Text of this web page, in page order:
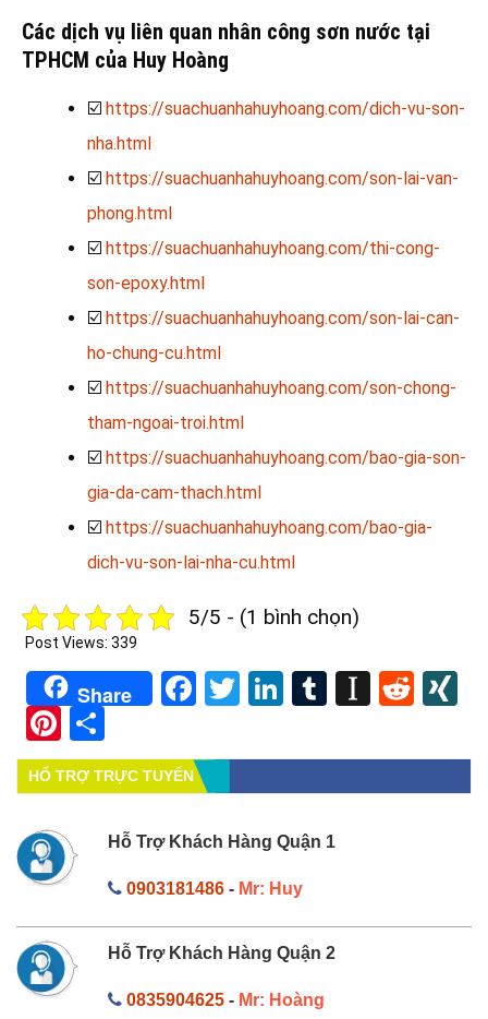
Các dịch vụ liên quan nhân công sơn nước tại
TPHCM của Huy Hoàng
☑️ https://suachuanhahuyhoang.com/dich-vu-son-
nha.html
☑️ https://suachuanhahuyhoang.com/son-lai-van-
phong.html
☑️ https://suachuanhahuyhoang.com/thi-cong-
son-epoxy.html
☑️ https://suachuanhahuyhoang.com/son-lai-can-
ho-chung-cu.html
☑️ https://suachuanhahuyhoang.com/son-chong-
tham-ngoai-troi.html
☑️ https://suachuanhahuyhoang.com/bao-gia-son-
gia-da-cam-thach.html
☑️ https://suachuanhahuyhoang.com/bao-gia-
dich-vu-son-lai-nha-cu.html
5/5 - (1 bình chọn)
Post Views: 339
Share Facebook
TwitterLinkedIn
Tumblr
Pinterest
HỔ TRỢ TRỰC TUYẾN
Hỗ Trợ Khách Hàng Quận 1
0903181486- Mr: Huy
Hỗ Trợ Khách Hàng Quận 2
0835904625- Mr: Hoàng